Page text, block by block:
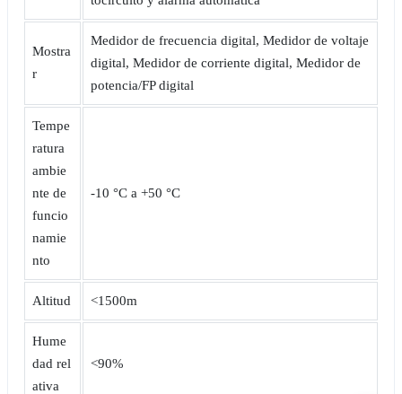
Mostra
r
Medidor de frecuencia digital, Medidor de voltaje
digital, Medidor de corriente digital, Medidor de
potencia/FP digital
Tempe
ratura
ambie
nte de
funcio
namie
nto
-10 °C a +50 °C
Altitud <1500m
Hume
dad rel
ativa
<90%